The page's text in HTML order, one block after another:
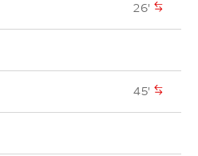
26'
45'